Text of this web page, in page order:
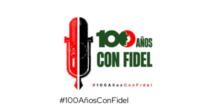
#100AñosConFidel